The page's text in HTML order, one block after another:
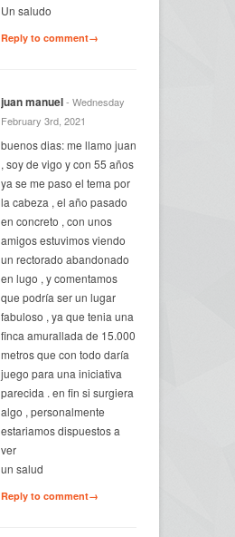
Un saludo
Reply to comment→
juan manuel- Wednesday
February 3rd, 2021
buenos dias: me llamo juan
, soy de vigo y con 55 años
ya se me paso el tema por
la cabeza , el año pasado
en concreto , con unos
amigos estuvimos viendo
un rectorado abandonado
en lugo , y comentamos
que podría ser un lugar
fabuloso , ya que tenia una
finca amurallada de 15.000
metros que con todo daría
juego para una iniciativa
parecida . en fin si surgiera
algo , personalmente
estariamos dispuestos a
ver
un salud
Reply to comment→